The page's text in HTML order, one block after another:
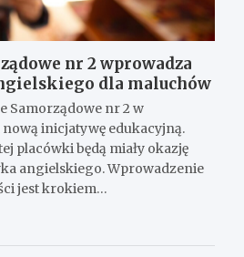
nr 2 wprowadza
dla maluchów
Samorządowe nr 2 w
inicjatywę edukacyjną.
placówki będą miały okazję
angielskiego. Wprowadzenie
jest krokiem…